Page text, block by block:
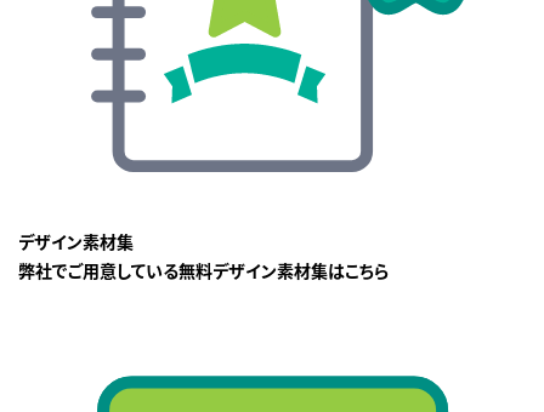
デザイン素材集
弊社でご用意している無料デザイン素材集はこちら